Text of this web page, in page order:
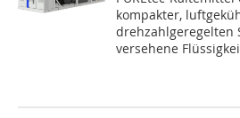
kompakter,
drehzahlgeregelten
versehene